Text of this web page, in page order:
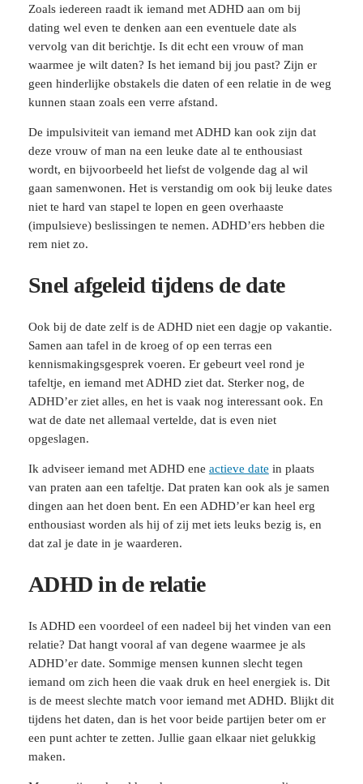
Zoals iedereen raadt ik iemand met ADHD aan om bij
dating wel even te denken aan een eventuele date als
vervolg van dit berichtje. Is dit echt een vrouw of man
waarmee je wilt daten? Is het iemand bij jou past? Zijn er
geen hinderlijke obstakels die daten of een relatie in de weg
kunnen staan zoals een verre afstand.
De impulsiviteit van iemand met ADHD kan ook zijn dat
deze vrouw of man na een leuke date al te enthousiast
wordt, en bijvoorbeeld het liefst de volgende dag al wil
gaan samenwonen. Het is verstandig om ook bij leuke dates
niet te hard van stapel te lopen en geen overhaaste
(impulsieve) beslissingen te nemen. ADHD’ers hebben die
rem niet zo.
Snel afgeleid tijdens de date
Ook bij de date zelf is de ADHD niet een dagje op vakantie.
Samen aan tafel in de kroeg of op een terras een
kennismakingsgesprek voeren. Er gebeurt veel rond je
tafeltje, en iemand met ADHD ziet dat. Sterker nog, de
ADHD’er ziet alles, en het is vaak nog interessant ook. En
wat de date net allemaal vertelde, dat is even niet
opgeslagen.
Ik adviseer iemand met ADHD ene actieve date in plaats
van praten aan een tafeltje. Dat praten kan ook als je samen
dingen aan het doen bent. En een ADHD’er kan heel erg
enthousiast worden als hij of zij met iets leuks bezig is, en
dat zal je date in je waarderen.
ADHD in de relatie
Is ADHD een voordeel of een nadeel bij het vinden van een
relatie? Dat hangt vooral af van degene waarmee je als
ADHD’er date. Sommige mensen kunnen slecht tegen
iemand om zich heen die vaak druk en heel energiek is. Dit
is de meest slechte match voor iemand met ADHD. Blijkt dit
tijdens het daten, dan is het voor beide partijen beter om er
een punt achter te zetten. Jullie gaan elkaar niet gelukkig
maken.